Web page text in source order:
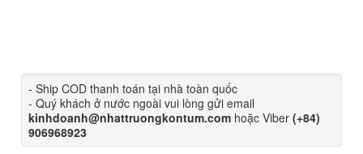
- Ship COD thanh toán tại nhà toàn quốc
- Quý khách ở nước ngoài vui lòng gửi email
kinhdoanh@nhattruongkontum.com hoặc Viber (+84)
906968923